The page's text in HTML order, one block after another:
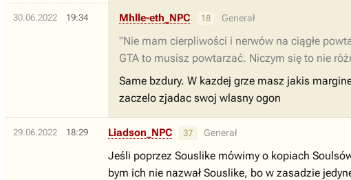
30.06.2022 19:34 Mhlle-eth_NPC 18 Generał
"Nie mam cierpliwości i nerwów na ciągłe
GTA to musisz powtarzać. Niczym się to nie
Same bzdury. W kazdej grze masz jakis
zaczelo zjadac swoj wlasny ogon
29.06.2022 18:29 Liadson_NPC 37 Generał
Jeśli poprzez Souslike mówimy o kopiach
bym ich nie nazwał Souslike, bo w zasadzie